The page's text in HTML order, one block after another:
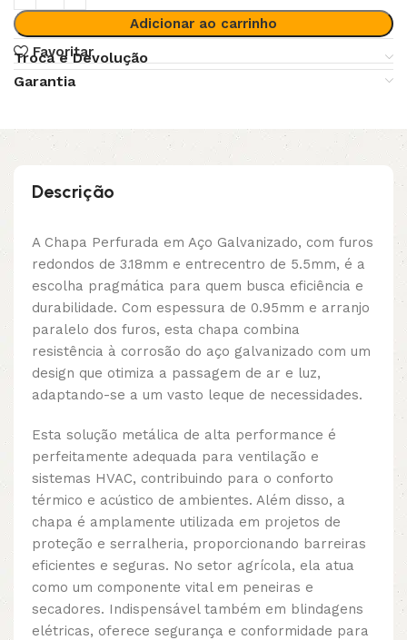
Adicionar ao carrinho
Favoritar
Troca e Devolução
Garantia
Descrição
A Chapa Perfurada em Aço Galvanizado, com furos
redondos de 3.18mm e entrecentro de 5.5mm, é a
escolha pragmática para quem busca eficiência e
durabilidade. Com espessura de 0.95mm e arranjo
paralelo dos furos, esta chapa combina
resistência à corrosão do aço galvanizado com um
design que otimiza a passagem de ar e luz,
adaptando-se a um vasto leque de necessidades.
Esta solução metálica de alta performance é
perfeitamente adequada para ventilação e
sistemas HVAC, contribuindo para o conforto
térmico e acústico de ambientes. Além disso, a
chapa é amplamente utilizada em projetos de
proteção e serralheria, proporcionando barreiras
eficientes e seguras. No setor agrícola, ela atua
como um componente vital em peneiras e
secadores. Indispensável também em blindagens
elétricas, oferece segurança e conformidade para